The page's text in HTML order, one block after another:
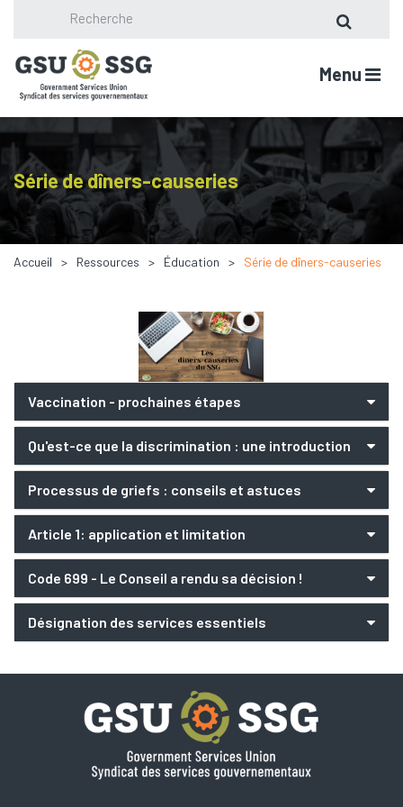
Menu
Série de dîners-causeries
Accueil Ressources Éducation Série de dîners-causeries
Vaccination - prochaines étapes
Qu'est-ce que la discrimination : une introduction
Processus de griefs : conseils et astuces
Article 1: application et limitation
Code 699 - Le Conseil a rendu sa décision !
Désignation des services essentiels